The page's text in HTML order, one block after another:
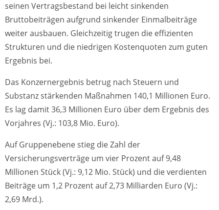
seinen Vertragsbestand bei leicht sinkenden
Bruttobeiträgen aufgrund sinkender Einmalbeiträge
weiter ausbauen. Gleichzeitig trugen die effizienten
Strukturen und die niedrigen Kostenquoten zum guten
Ergebnis bei.
Das Konzernergebnis betrug nach Steuern und
Substanz stärkenden Maßnahmen 140,1 Millionen Euro.
Es lag damit 36,3 Millionen Euro über dem Ergebnis des
Vorjahres (Vj.: 103,8 Mio. Euro).
Auf Gruppenebene stieg die Zahl der
Versicherungsverträge um vier Prozent auf 9,48
Millionen Stück (Vj.: 9,12 Mio. Stück) und die verdienten
Beiträge um 1,2 Prozent auf 2,73 Milliarden Euro (Vj.:
2,69 Mrd.).